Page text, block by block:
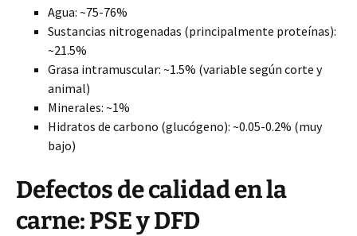
Agua: ~75-76%
Sustancias nitrogenadas (principalmente proteínas):
~21.5%
Grasa intramuscular: ~1.5% (variable según corte y
animal)
Minerales: ~1%
Hidratos de carbono (glucógeno): ~0.05-0.2% (muy
bajo)
Defectos de calidad en la
carne: PSE y DFD